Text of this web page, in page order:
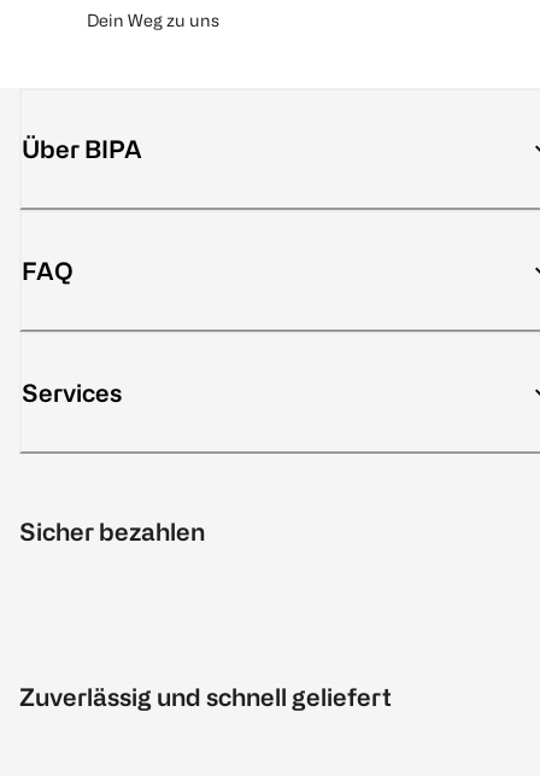
Dein Weg zu uns
Über BIPA
FAQ
Services
Sicher bezahlen
Zuverlässig und schnell geliefert